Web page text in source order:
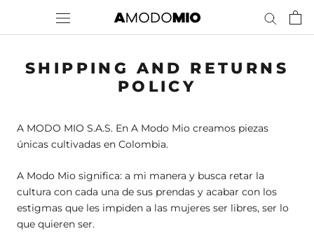
content
SHIPPING AND RETURNS
POLICY
A MODO MIO S.A.S. En A Modo Mio creamos piezas
únicas cultivadas en Colombia.
A Modo Mio significa: a mi manera y busca retar la
cultura con cada una de sus prendas y acabar con los
estigmas que les impiden a las mujeres ser libres, ser lo
que quieren ser.